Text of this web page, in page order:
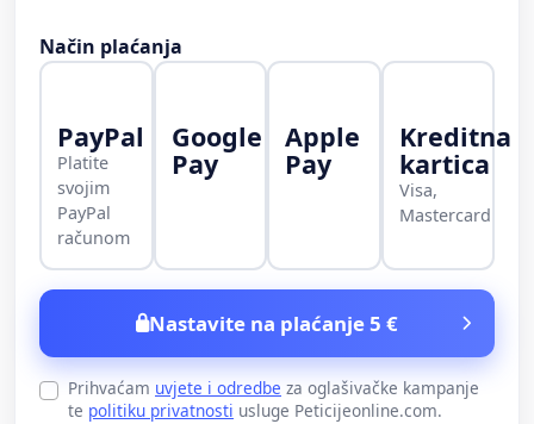
Način plaćanja
PayPal
Platite
svojim
PayPal
računom
Google
Pay
Apple
Pay
Kreditna
kartica
Visa,
Mastercard
Nastavite na plaćanje 5 €
Prihvaćam uvjete i odredbe za oglašivačke kampanje
te politiku privatnosti usluge Peticijeonline.com.